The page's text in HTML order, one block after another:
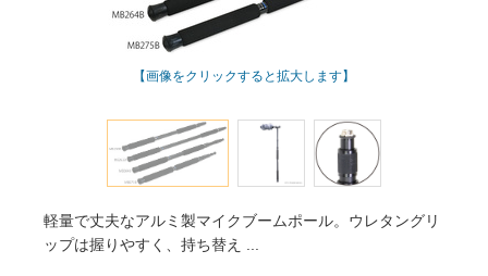
【画像をクリックすると拡大します】
軽量で丈夫なアルミ製マイクブームポール。ウレタングリ
ップは握りやすく、持ち替え ...